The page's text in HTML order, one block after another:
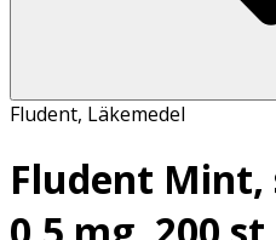
Fludent, Läkemedel
Fludent